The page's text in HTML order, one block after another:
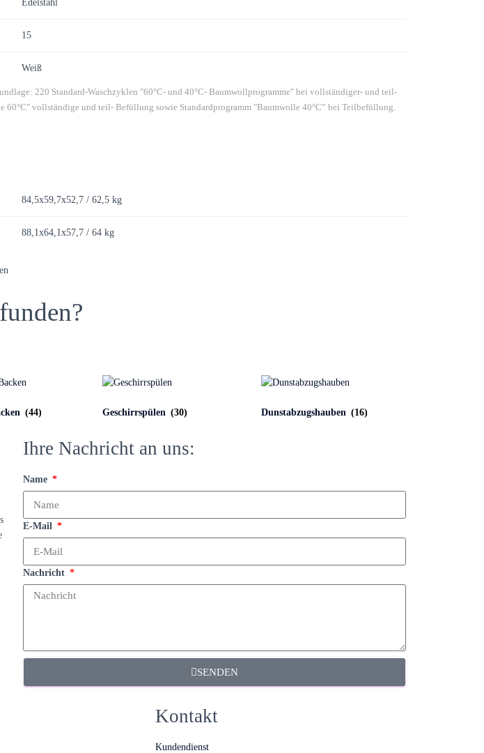
Edelstahl
15
Weiß
220 Standard-Waschzyklen "60°C- und 40°C- Baumwollprogramme" bei vollständiger- und teil-
60°C" vollständige und teil- Befüllung sowie Standardprogramm "Baumwolle 40°C" bei Teilbefüllung.
84,5x59,7x52,7 / 62,5 kg
88,1x64,1x57,7 / 64 kg
(44) Geschirrspülen (30) Dunstabzugshauben (16)
Ihre Nachricht an uns:
Name
E-Mail
Nachricht
SENDEN
Kontakt
Kundendienst